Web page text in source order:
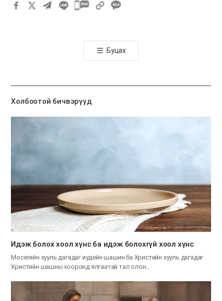
카
톡
공
기
Буцах
Холбоотой бичвэрүүд
Идэж болох хоол хүнс ба идэж болохгүй хоол хүнс
Мосегийн хууль дагадаг иудейн шашин ба Христийн хууль дагадаг
Христийн шашны хооронд ялгаатай тал олон…